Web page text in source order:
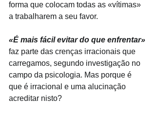
forma que colocam todas as «vítimas»
a trabalharem a seu favor.
«É mais fácil evitar do que enfrentar»
faz parte das crenças irracionais que
carregamos, segundo investigação no
campo da psicologia. Mas porque é
que é irracional e uma alucinação
acreditar nisto?